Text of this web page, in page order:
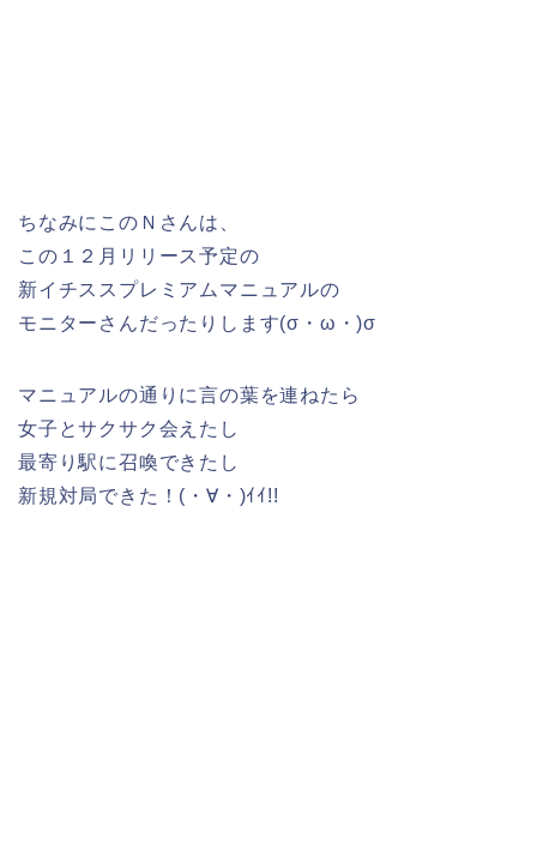
ちなみにこのＮさんは、
この１２月リリース予定の
新イチススプレミアムマニュアルの
モニターさんだったりします(σ・ω・)σ
マニュアルの通りに言の葉を連ねたら
女子とサクサク会えたし
最寄り駅に召喚できたし
新規対局できた！(・∀・)ｲｲ!!